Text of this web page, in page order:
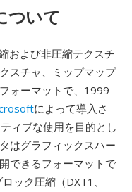
ついて
および非圧縮テクスチ
スチャ、ミップマップ
ォーマットで、1999
によって導入さ
ィブな使用を目的とし
はグラフィックスハー
できるフォーマットで
ック圧縮（DXT1、